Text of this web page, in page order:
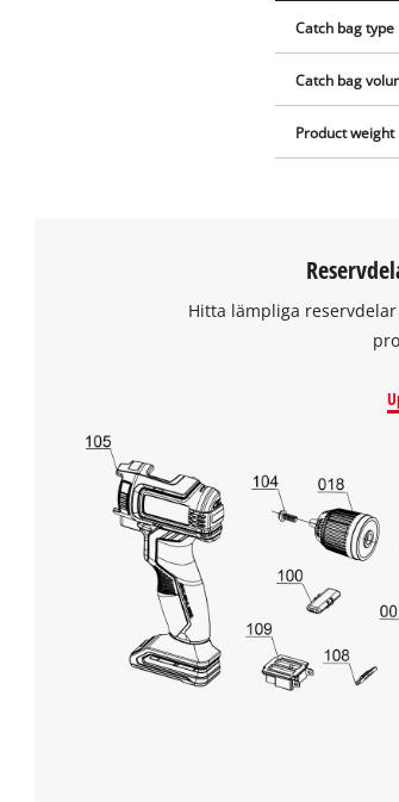
Catch bag type
Catch bag
Product weight
Hitta lämpliga